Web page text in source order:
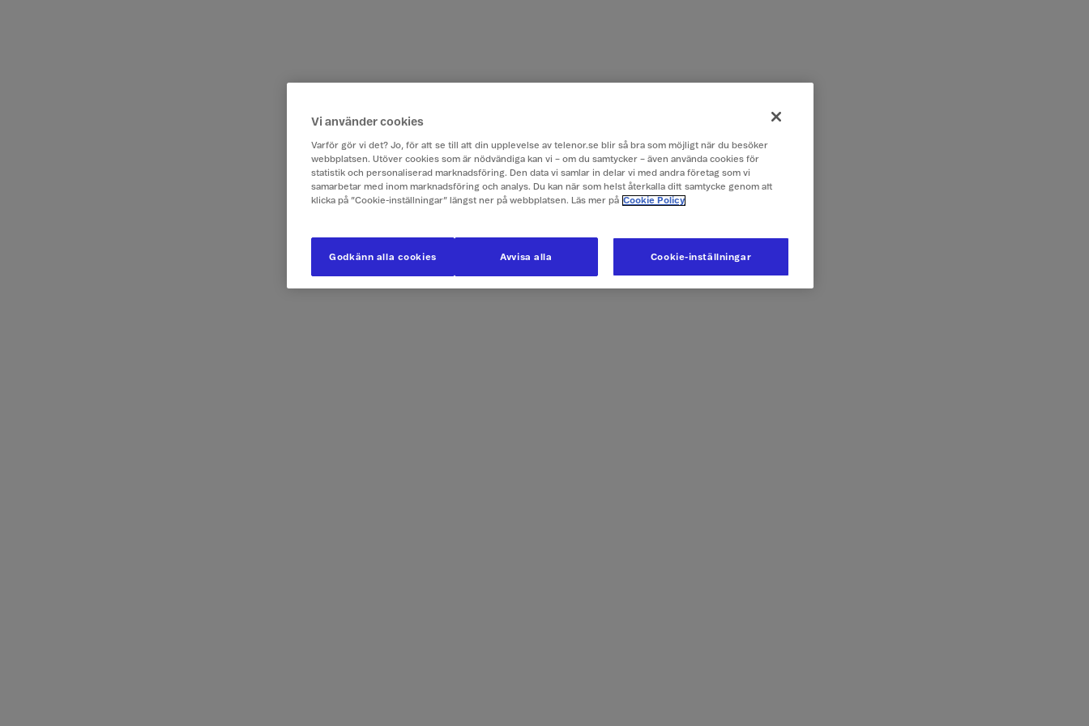
Vi använder cookies
Varför gör vi det? Jo, för att se till att din upplevelse av telenor.se blir så bra som möjligt när du besöker
webbplatsen. Utöver cookies som är nödvändiga kan vi – om du samtycker – även använda cookies för
statistik och personaliserad marknadsföring. Den data vi samlar in delar vi med andra företag som vi
samarbetar med inom marknadsföring och analys. Du kan när som helst återkalla ditt samtycke genom att
klicka på ”Cookie-inställningar” längst ner på webbplatsen. Läs mer på Cookie Policy
Cookie-inställningar
Avvisa alla
Godkänn alla cookies